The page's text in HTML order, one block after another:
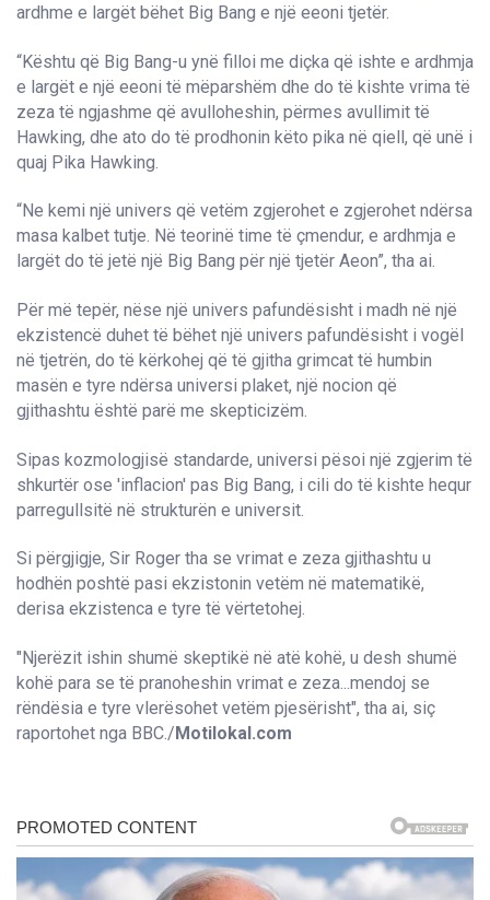
ardhme e largët bëhet Big Bang e një eeoni tjetër.
“Kështu që Big Bang-u ynë filloi me diçka që ishte e ardhmja
e largët e një eeoni të mëparshëm dhe do të kishte vrima të
zeza të ngjashme që avulloheshin, përmes avullimit të
Hawking, dhe ato do të prodhonin këto pika në qiell, që unë i
quaj Pika Hawking.
“Ne kemi një univers që vetëm zgjerohet e zgjerohet ndërsa
masa kalbet tutje. Në teorinë time të çmendur, e ardhmja e
largët do të jetë një Big Bang për një tjetër Aeon”, tha ai.
Për më tepër, nëse një univers pafundësisht i madh në një
ekzistencë duhet të bëhet një univers pafundësisht i vogël
në tjetrën, do të kërkohej që të gjitha grimcat të humbin
masën e tyre ndërsa universi plaket, një nocion që
gjithashtu është parë me skepticizëm.
Sipas kozmologjisë standarde, universi pësoi një zgjerim të
shkurtër ose 'inflacion' pas Big Bang, i cili do të kishte hequr
parregullsitë në strukturën e universit.
Si përgjigje, Sir Roger tha se vrimat e zeza gjithashtu u
hodhën poshtë pasi ekzistonin vetëm në matematikë,
derisa ekzistenca e tyre të vërtetohej.
"Njerëzit ishin shumë skeptikë në atë kohë, u desh shumë
kohë para se të pranoheshin vrimat e zeza...mendoj se
rëndësia e tyre vlerësohet vetëm pjesërisht", tha ai, siç
raportohet nga BBC./Motilokal.com